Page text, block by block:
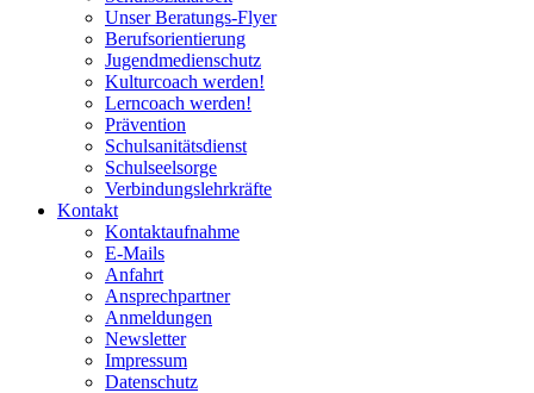
Unser Beratungs-Flyer
Berufsorientierung
Jugendmedienschutz
Kulturcoach werden!
Lerncoach werden!
Prävention
Schulsanitätsdienst
Schulseelsorge
Verbindungslehrkräfte
Kontakt
Kontaktaufnahme
E-Mails
Anfahrt
Ansprechpartner
Anmeldungen
Newsletter
Impressum
Datenschutz